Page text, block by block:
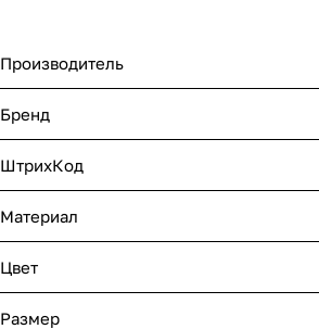
Производитель
Бренд
ШтрихКод
Материал
Цвет
Размер